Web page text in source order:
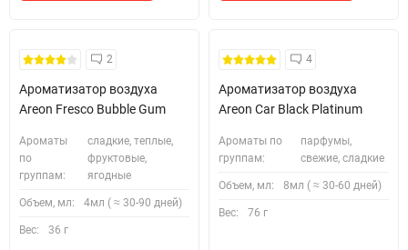
2
Ароматизатор воздуха
Areon Fresco Bubble Gum
Ароматы
по
группам:
сладкие, теплые,
фруктовые,
ягодные
Объем, мл: 4мл ( ≈ 30-90 дней)
Вес: 36 г
4
Ароматизатор воздуха
Areon Car Black Platinum
Ароматы по
группам:
парфумы,
свежие, сладкие
Объем, мл: 8мл ( ≈ 30-60 дней)
Вес: 76 г